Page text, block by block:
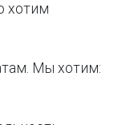
хотим
Мы хотим: